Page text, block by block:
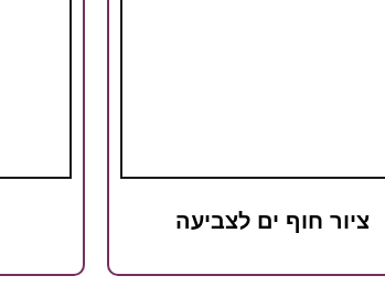
ציור חוף ים לצביעה